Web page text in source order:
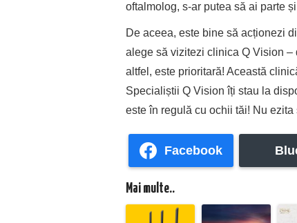
oftalmolog, s-ar putea să ai parte
De aceea, este bine să acționezi
alege să vizitezi clinica Q Vision
altfel, este prioritară! Această
Specialiștii Q Vision îți stau la
este în regulă cu ochii tăi! Nu
Facebook
Mai multe..